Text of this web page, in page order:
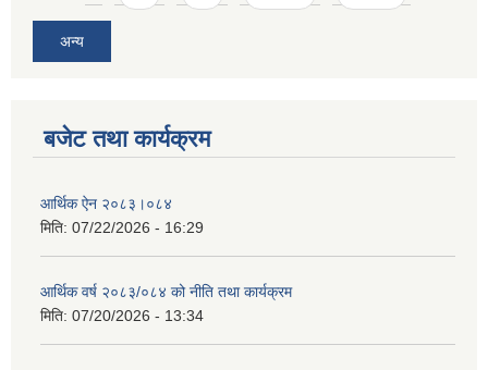
अन्य
बजेट तथा कार्यक्रम
आर्थिक ऐन २०८३।०८४
मिति: 07/22/2026 - 16:29
आर्थिक वर्ष २०८३/०८४ को नीति तथा कार्यक्रम
मिति: 07/20/2026 - 13:34